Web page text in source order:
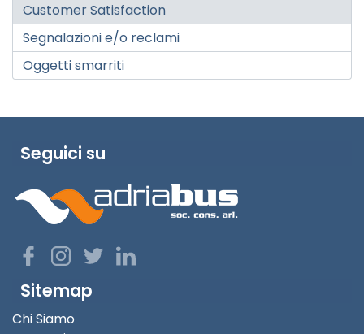
Customer Satisfaction
Segnalazioni e/o reclami
Oggetti smarriti
Seguici su
Sitemap
Chi Siamo